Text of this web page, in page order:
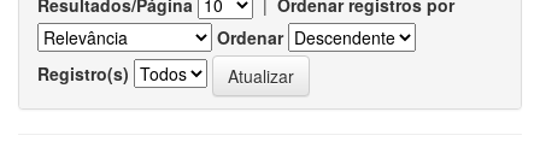
Resultados/Página | Ordenar registros por
Ordenar
Registro(s)